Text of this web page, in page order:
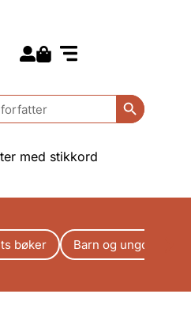
Search
med stikkord
bøker Barn og ungdom